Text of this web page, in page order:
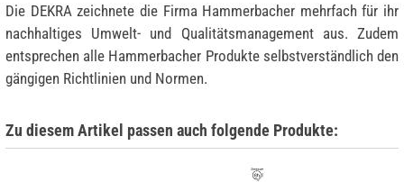
Die DEKRA zeichnete die Firma Hammerbacher mehrfach für ihr
nachhaltiges Umwelt- und Qualitätsmanagement aus. Zudem
entsprechen alle Hammerbacher Produkte selbstverständlich den
gängigen Richtlinien und Normen.
Zu diesem Artikel passen auch folgende Produkte: